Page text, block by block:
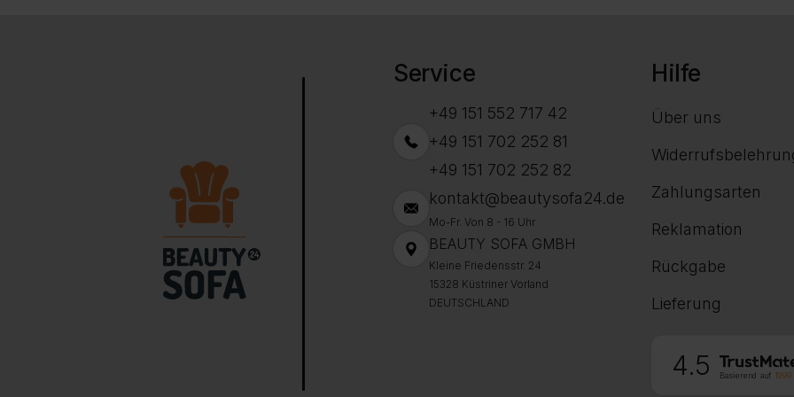
Service
+49 151 552 717 42
+49 151 702 252 81
+49 151 702 252 82
kontakt@beautysofa24.de
Mo-Fr. Von 8 - 16 Uhr
BEAUTY SOFA GMBH
Kleine Friedensstr. 24
15328 Küstriner Vorland
DEUTSCHLAND
Hilfe
Über uns
Zahlungsarten
Reklamation
Rückgabe
Lieferung
4.5 Basierend auf 1999